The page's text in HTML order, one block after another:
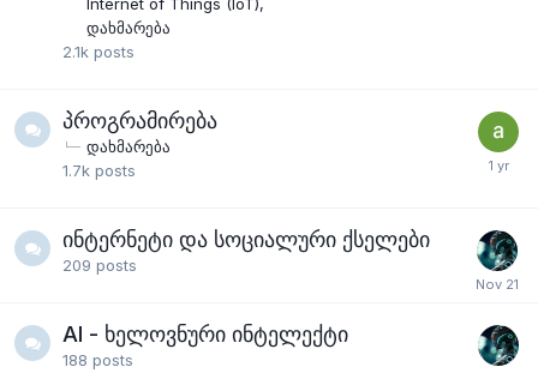
დახმარება
2.1k posts
პროგრამირება
დახმარება
1.7k posts
ინტერნეტი და სოციალური ქსელები
209 posts
AI - ხელოვნური ინტელექტი
188 posts